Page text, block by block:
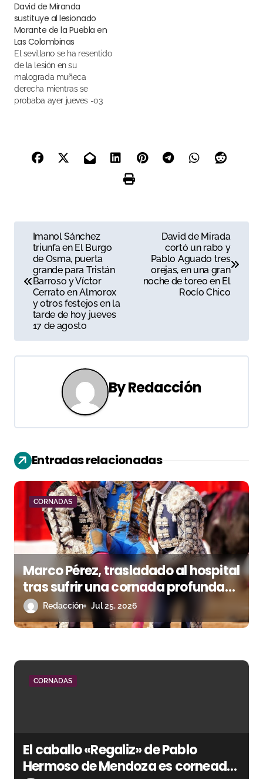
David de Miranda
sustituye al lesionado
Morante de la Puebla en
Las Colombinas
El sevillano se ha resentido
de la lesión en su
malograda muñeca
derecha mientras se
probaba ayer jueves -03
v
a
ó
n
d
n
t
a
a
Imanol Sánchez
triunfa en El Burgo
de Osma, puerta
grande para Tristán
Barroso y Víctor
Cerrato en Almorox
y otros festejos en la
tarde de hoy jueves
17 de agosto
David de Mirada
cortó un rabo y
Pablo Aguado tres
orejas, en una gran
noche de toreo en El
Rocío Chico
ByRedacción
Entradas relacionadas
CORNADAS
Marco Pérez, trasladado al hospital
tras sufrir una cornada profunda
con dos trayectorias en el muslo
derecho
Redacción Jul 25, 2026
CORNADAS
El caballo «Regaliz» de Pablo
Hermoso de Mendoza es corneado